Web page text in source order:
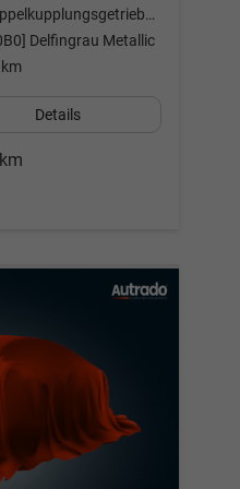
Doppelkupplungsgetriebe (DSG)
Delfingrau Metallic
Details